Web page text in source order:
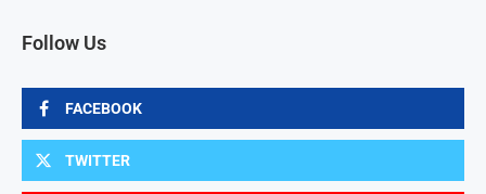
Follow Us
FACEBOOK
TWITTER